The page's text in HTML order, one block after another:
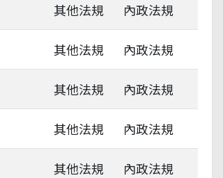
其他法規 內政法規
其他法規 內政法規
其他法規 內政法規
其他法規 內政法規
其他法規 內政法規